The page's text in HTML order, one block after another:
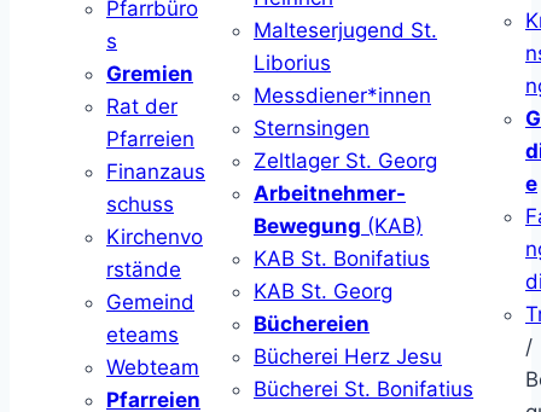
Pfarrbüro
s
Gremien
Rat der
Pfarreien
Finanzaus
schuss
Kirchenvo
rstände
Gemeind
eteams
Webteam
Pfarreien
Malteserjugend St.
Liborius
Messdiener*innen
Sternsingen
Zeltlager St. Georg
Arbeitnehmer-
Bewegung (KAB)
KAB St. Bonifatius
KAB St. Georg
Büchereien
Bücherei Herz Jesu
Bücherei St. Bonifatius
e
/